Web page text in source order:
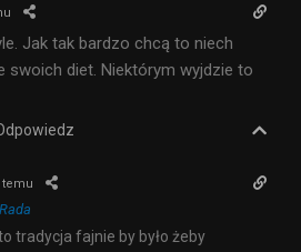
Jak tak bardzo chcą to niech
swoich diet. Niektórym wyjdzie to
Rada
tradycja fajnie by było żeby